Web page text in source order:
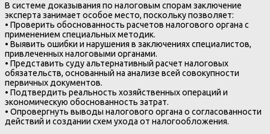
В системе доказывания по налоговым спорам заключение
эксперта занимает особое место, поскольку позволяет:
• Проверить обоснованность расчетов налогового органа с
применением специальных методик.
• Выявить ошибки и нарушения в заключениях специалистов,
привлеченных налоговыми органами.
• Представить суду альтернативный расчет налоговых
обязательств, основанный на анализе всей совокупности
первичных документов.
• Подтвердить реальность хозяйственных операций и
экономическую обоснованность затрат.
• Опровергнуть выводы налогового органа о согласованности
действий и создании схем ухода от налогообложения.